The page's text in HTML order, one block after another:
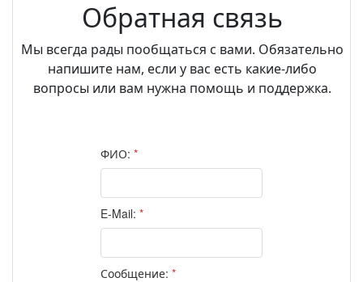
Обратная связь
Мы всегда рады пообщаться с вами. Обязательно
напишите нам, если у вас есть какие-либо
вопросы или вам нужна помощь и поддержка.
ФИО: *
E-Mail: *
Сообщение: *